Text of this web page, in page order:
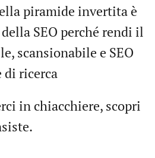
piramide invertita è
SEO perché rendi il
scansionabile e SEO
ricerca
in chiacchiere, scopri